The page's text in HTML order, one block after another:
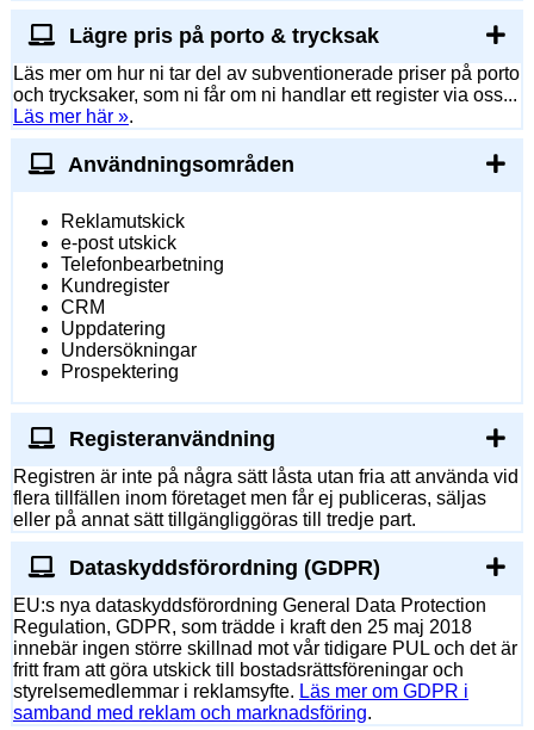
Lägre pris på porto & trycksak
Läs mer om hur ni tar del av subventionerade priser på porto
och trycksaker, som ni får om ni handlar ett register via oss...
Läs mer här ».
Användningsområden
Reklamutskick
e-post utskick
Telefonbearbetning
Kundregister
CRM
Uppdatering
Undersökningar
Prospektering
Registeranvändning
Registren är inte på några sätt låsta utan fria att använda vid
flera tillfällen inom företaget men får ej publiceras, säljas
eller på annat sätt tillgängliggöras till tredje part.
Dataskyddsförordning (GDPR)
EU:s nya dataskyddsförordning General Data Protection
Regulation, GDPR, som trädde i kraft den 25 maj 2018
innebär ingen större skillnad mot vår tidigare PUL och det är
fritt fram att göra utskick till bostadsrättsföreningar och
styrelsemedlemmar i reklamsyfte. Läs mer om GDPR i
samband med reklam och marknadsföring.